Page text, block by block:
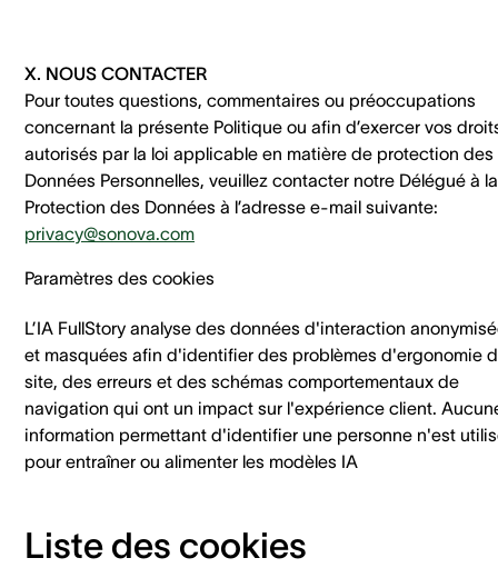
X. NOUS CONTACTER
Pour toutes questions, commentaires ou préoccupations
concernant la présente Politique ou afin d’exercer vos
autorisés par la loi applicable en matière de protection des
Données Personnelles, veuillez contacter notre Délégué à la
Protection des Données à l’adresse e-mail suivante:
privacy@sonova.com
Paramètres des cookies
L’IA FullStory analyse des données d'interaction
et masquées afin d'identifier des problèmes d'ergonomie
site, des erreurs et des schémas comportementaux de
navigation qui ont un impact sur l'expérience client.
information permettant d'identifier une personne n'est
pour entraîner ou alimenter les modèles IA
Liste des cookies